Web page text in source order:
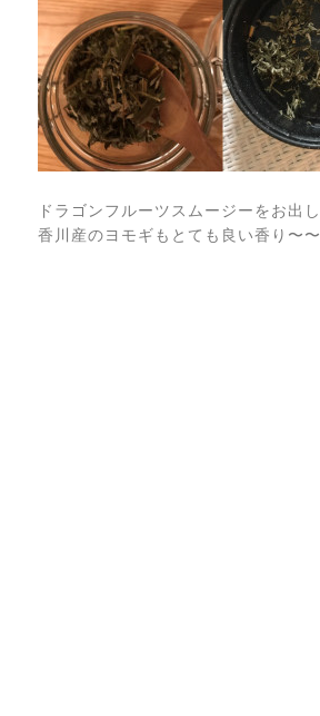
ドラゴンフルーツスムージーをお出
香川産のヨモギもとても良い香り〜〜